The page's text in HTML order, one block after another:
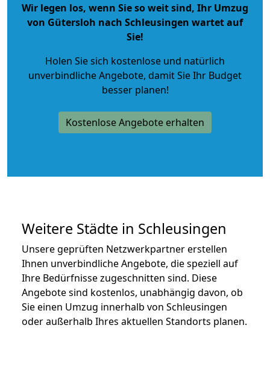
Wir legen los, wenn Sie so weit sind, Ihr Umzug
von Gütersloh nach Schleusingen wartet auf
Sie!
Holen Sie sich kostenlose und natürlich
unverbindliche Angebote, damit Sie Ihr Budget
besser planen!
Kostenlose Angebote erhalten
Weitere Städte in Schleusingen
Unsere geprüften Netzwerkpartner erstellen
Ihnen unverbindliche Angebote, die speziell auf
Ihre Bedürfnisse zugeschnitten sind. Diese
Angebote sind kostenlos, unabhängig davon, ob
Sie einen Umzug innerhalb von Schleusingen
oder außerhalb Ihres aktuellen Standorts planen.